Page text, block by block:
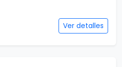
Ver detalles